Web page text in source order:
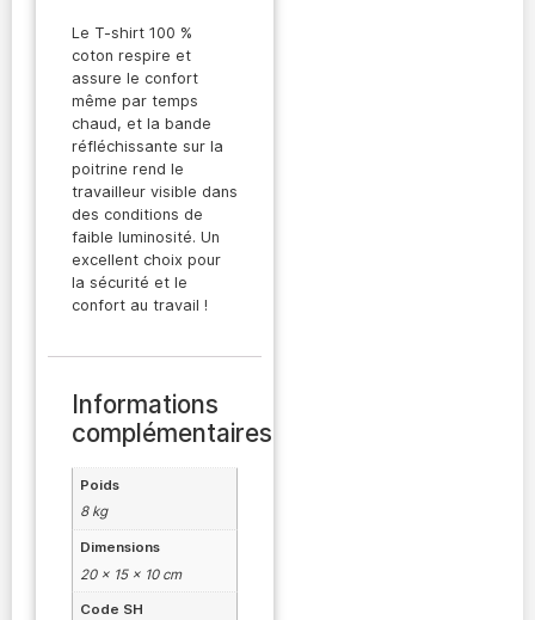
Le T-shirt 100 %
coton respire et
assure le confort
même par temps
chaud, et la bande
réfléchissante sur la
poitrine rend le
travailleur visible dans
des conditions de
faible luminosité. Un
excellent choix pour
la sécurité et le
confort au travail !
Informations
complémentaires
Poids
8 kg
Dimensions
20 × 15 × 10 cm
Code SH